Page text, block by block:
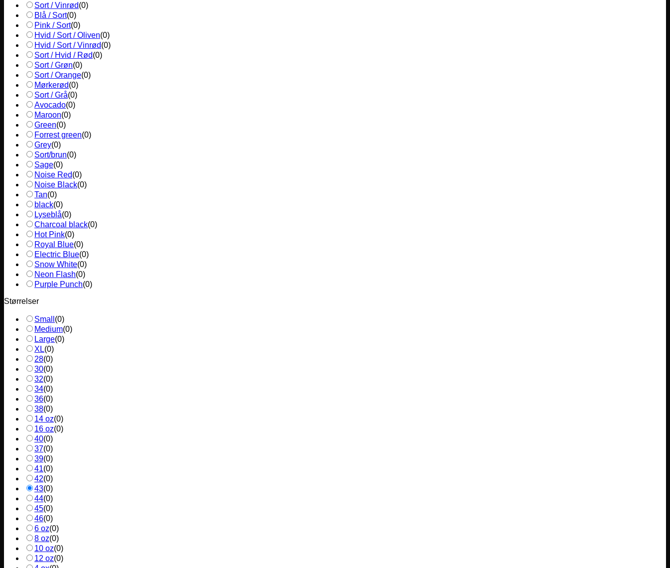
Sort / Vinrød(0)
Blå / Sort(0)
Pink / Sort(0)
Hvid / Sort / Oliven(0)
Hvid / Sort / Vinrød(0)
Sort / Hvid / Rød(0)
Sort / Grøn(0)
Sort / Orange(0)
Mørkerød(0)
Sort / Grå(0)
Avocado(0)
Maroon(0)
Green(0)
Forrest green(0)
Grey(0)
Sort/brun(0)
Sage(0)
Noise Red(0)
Noise Black(0)
Tan(0)
black(0)
Lyseblå(0)
Charcoal black(0)
Hot Pink(0)
Royal Blue(0)
Electric Blue(0)
Snow White(0)
Neon Flash(0)
Purple Punch(0)
Størrelser
Small (0)
Medium(0)
Large(0)
XL(0)
28(0)
30(0)
32(0)
34(0)
36(0)
38(0)
14 oz(0)
16 oz(0)
40(0)
37(0)
39(0)
41(0)
42(0)
43(0)
44(0)
45(0)
46(0)
6 oz(0)
8 oz(0)
10 oz(0)
12 oz(0)